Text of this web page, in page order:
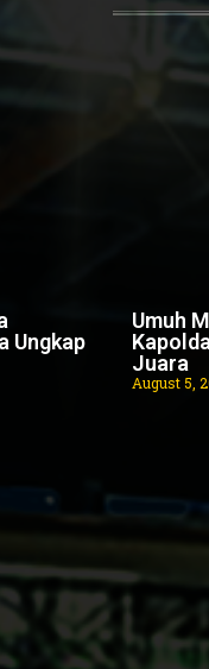
Ungkap
Umuh
Juara
August 5,